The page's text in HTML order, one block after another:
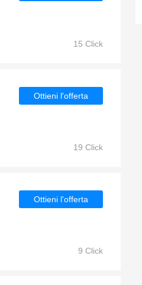
15 Click
Ottieni l'offerta
19 Click
Ottieni l'offerta
9 Click